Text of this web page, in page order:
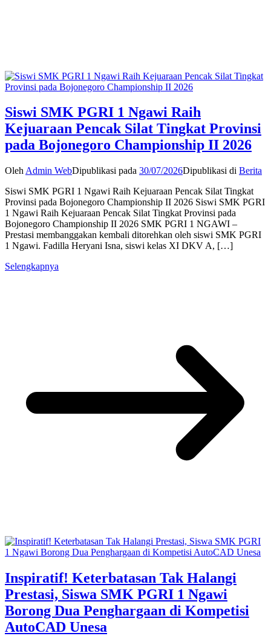
Siswi SMK PGRI 1 Ngawi Raih
Kejuaraan Pencak Silat Tingkat Provinsi
pada Bojonegoro Championship II 2026
Oleh Admin WebDipublikasi pada 30/07/2026Dipublikasi di Berita
Siswi SMK PGRI 1 Ngawi Raih Kejuaraan Pencak Silat Tingkat
Provinsi pada Bojonegoro Championship II 2026 Siswi SMK PGRI
1 Ngawi Raih Kejuaraan Pencak Silat Tingkat Provinsi pada
Bojonegoro Championship II 2026 SMK PGRI 1 NGAWI –
Prestasi membanggakan kembali ditorehkan oleh siswi SMK PGRI
1 Ngawi. Fadilla Heryani Isna, siswi kelas XI DKV A, […]
Selengkapnya
Inspiratif! Keterbatasan Tak Halangi
Prestasi, Siswa SMK PGRI 1 Ngawi
Borong Dua Penghargaan di Kompetisi
AutoCAD Unesa